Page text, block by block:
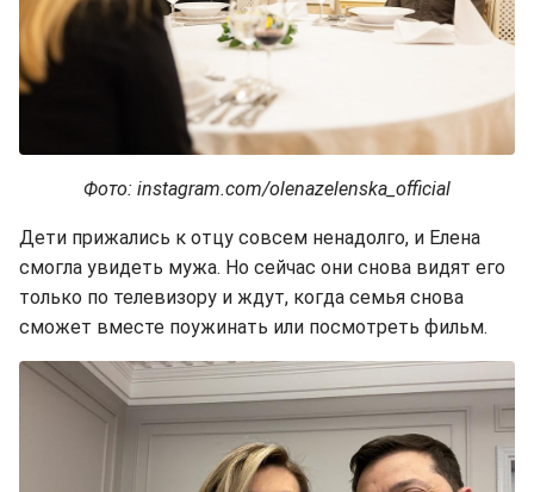
Фото: instagram.com/olenazelenska_official
Дети прижались к отцу совсем ненадолго, и Елена
смогла увидеть мужа. Но сейчас они снова видят его
только по телевизору и ждут, когда семья снова
сможет вместе поужинать или посмотреть фильм.